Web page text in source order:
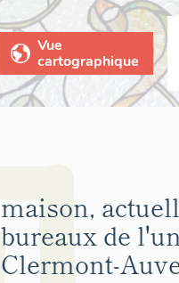
Vue
cartographique
maison,
bureaux de
Clermont-